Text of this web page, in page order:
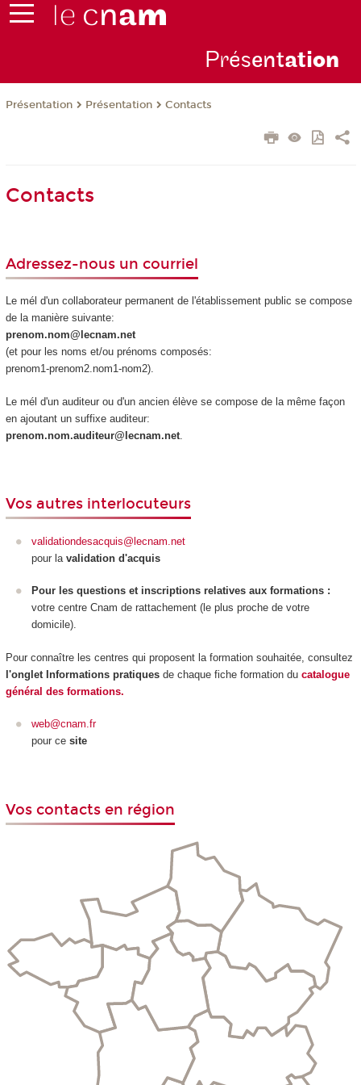
Présentation
Présentation Présentation Contacts
Contacts
Adressez-nous un courriel
Le mél d'un collaborateur permanent de l'établissement public se compose
de la manière suivante:
prenom.nom@lecnam.net
(et pour les noms et/ou prénoms composés:
prenom1-prenom2.nom1-nom2).
Le mél d'un auditeur ou d'un ancien élève se compose de la même façon
en ajoutant un suffixe auditeur:
prenom.nom.auditeur@lecnam.net.
Vos autres interlocuteurs
validationdesacquis@lecnam.net
pour la validation d'acquis
Pour les questions et inscriptions relatives aux formations :
votre centre Cnam de rattachement (le plus proche de votre
domicile).
Pour connaître les centres qui proposent la formation souhaitée, consultez
l'onglet Informations pratiquesde chaque fiche formation du catalogue
général des formations.
web@cnam.fr
pour ce site
Vos contacts en région